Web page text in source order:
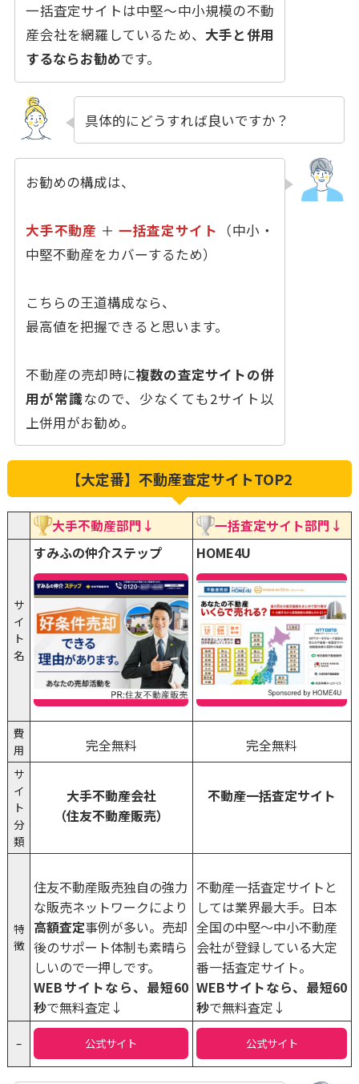
一括査定サイトは中堅〜中小規模の不動
産会社を網羅しているため、 大手と併用
するならお勧めです。
具体的にどうすれば良いですか？
お勧めの構成は、
大手不動産 ＋ 一括査定サイト （中小・
中堅不動産をカバーするため）
こちらの王道構成なら、
最高値を把握できると思います。
不動産の売却時に複数の査定サイトの併
用が常識なので、少なくても2サイト以
上併用がお勧め。
【大定番】不動産査定サイトTOP2
大手不動産部門↓ 一括査定サイト部門↓
サ
イ
ト
名
すみふの仲介ステップ HOME4U
費
用
完全無料 完全無料
サ
イ
ト
分
類
大手不動産会社
（住友不動産販売）
不動産一括査定サイト
特
徴
住友不動産販売独自の強力
な販売ネットワークにより
高額査定事例が多い。売却
後のサポート体制も素晴ら
しいので一押しです。
WEBサイトなら、最短60
秒で無料査定↓
不動産一括査定サイトと
しては業界最大手。日本
全国の中堅〜中小不動産
会社が登録している大定
番一括査定サイト。
WEBサイトなら、最短60
秒で無料査定↓
– 公式サイト 公式サイト